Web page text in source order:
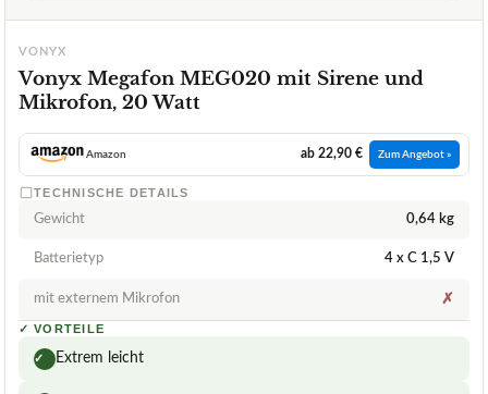
VONYX
Vonyx Megafon MEG020 mit Sirene und
Mikrofon, 20 Watt
Amazon ab 22,90 € Zum Angebot »
TECHNISCHE DETAILS
Gewicht 0,64 kg
Batterietyp 4 x C 1,5 V
mit externem Mikrofon ✗
✓ VORTEILE
✓ Extrem leicht